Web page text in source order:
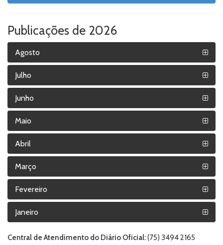
Publicações de 2026
Agosto
Julho
Junho
Maio
Abril
Março
Fevereiro
Janeiro
Central de Atendimento do Diário Oficial:(75) 3494 2165